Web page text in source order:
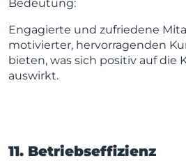
Bedeutung:
Engagierte und zufriedene
motivierter, hervorragenden
bieten, was sich positiv auf die
auswirkt.
11. Betriebseffizienz